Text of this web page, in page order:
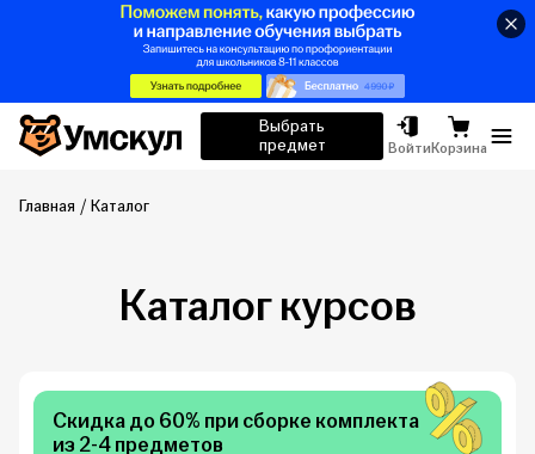
Умскул
Выбрать
предмет
ВойтиКорзина
Главная Каталог
Каталог курсов
Скидка до 60% при сборке комплекта
из 2-4 предметов